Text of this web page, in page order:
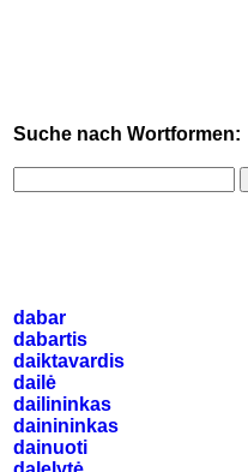
Suche nach Wortformen:
dabar
dabartis
daiktavardis
dailė
dailininkas
dainininkas
dainuoti